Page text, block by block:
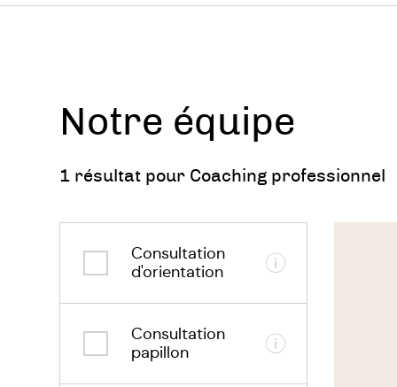
guide ,
Au-
Notre équipe
1 résultat pour Coaching professionnel
Consultation
d'orientation
Informations
Consultation
papillon
Informations
Voir